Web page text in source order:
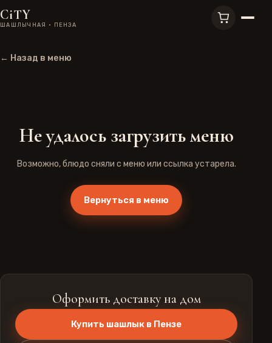
CiTY
ШАШЛЫЧНАЯ · ПЕНЗА
← Назад в меню
Не удалось загрузить меню
Возможно, блюдо сняли с меню или ссылка устарела.
Вернуться в меню
Оформить доставку на дом
Купить шашлык в Пензе